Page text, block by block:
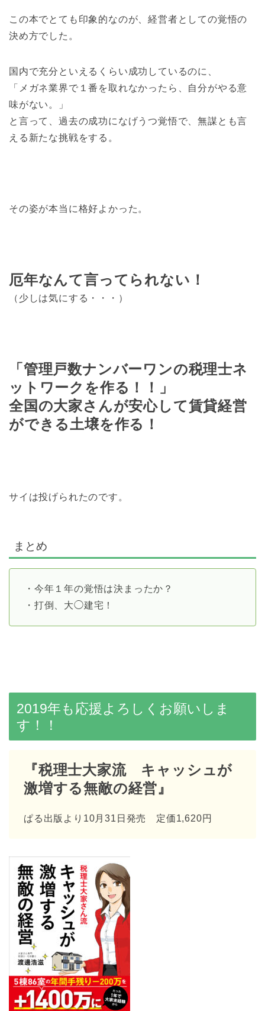
この本でとても印象的なのが、経営者としての覚悟の
決め方でした。
国内で充分といえるくらい成功しているのに、
「メガネ業界で１番を取れなかったら、自分がやる意
味がない。」
と言って、過去の成功になげうつ覚悟で、無謀とも言
える新たな挑戦をする。
その姿が本当に格好よかった。
厄年なんて言ってられない！
（少しは気にする・・・）
「管理戸数ナンバーワンの税理士ネ
ットワークを作る！！」
全国の大家さんが安心して賃貸経営
ができる土壌を作る！
サイは投げられたのです。
まとめ
・今年１年の覚悟は決まったか？
・打倒、大◯建宅！
2019年も応援よろしくお願いしま
す！！
『税理士大家流 キャッシュが
激増する無敵の経営』
ぱる出版より10月31日発売 定価1,620円